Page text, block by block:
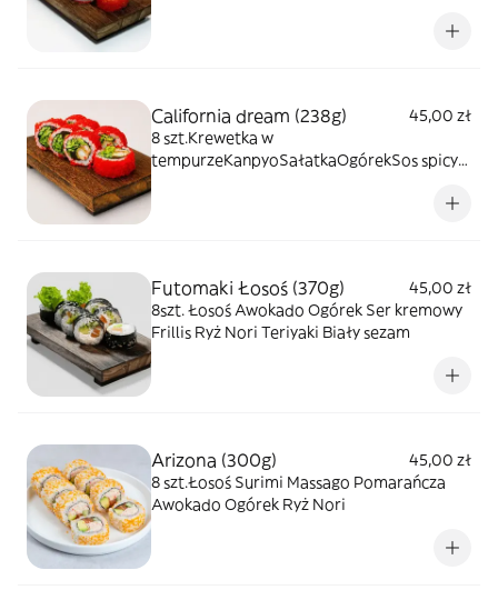
California dream (238g)
45,00 zł
8 szt.Krewetka w
tempurzeKanpyoSałatkaOgórekSos spicy
Futomaki Łosoś (370g)
45,00 zł
8szt. Łosoś Awokado Ogórek Ser kremowy
Frillis Ryż Nori Teriyaki Biały sezam
Arizona (300g)
45,00 zł
8 szt.Łosoś Surimi Massago Pomarańcza
Awokado Ogórek Ryż Nori